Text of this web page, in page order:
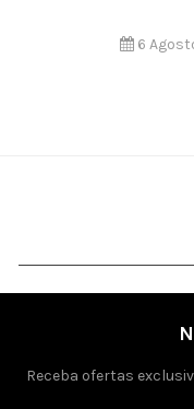
6
Receba ofertas